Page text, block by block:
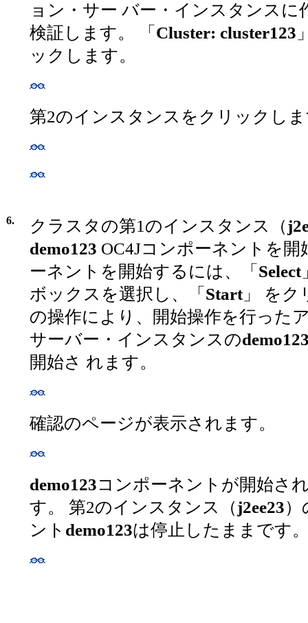
ョン・サー バー・インスタンスに
検証します。 「 Cluster: cluster123
ックします。
第2のインスタンスをクリックし
6. クラスタの第1のインスタンス（
demo123 OC4Jコンポーネントを
ーネントを開始するには、「 Select
ボックスを選択し、「 Start」 をク
の操作により、開始操作を行った
サーバー・インスタンスの
開始さ れます。
確認のページが表示されます。
demo123コンポーネントが開始さ
す。 第2のインスタンス（j2ee23）
ント demo123は停止したままです